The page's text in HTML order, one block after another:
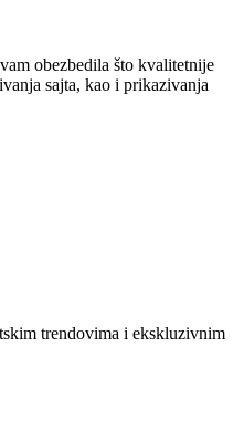
obezbedila što kvalitetnije
sajta, kao i prikazivanja
trendovima i ekskluzivnim